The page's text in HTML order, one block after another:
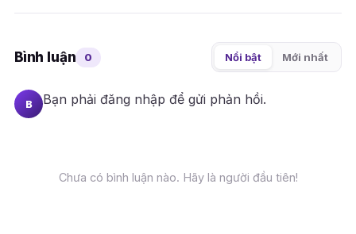
Bình luận 0 Nổi bật Mới nhất
B Bạn phải đăng nhập để gửi phản hồi.
Chưa có bình luận nào. Hãy là người đầu tiên!